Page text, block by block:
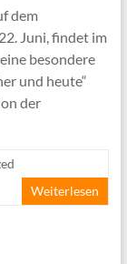
dem
Juni, findet im
besondere
und heute“
der
Weiterlesen